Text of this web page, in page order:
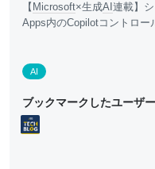
【 Microsoft×生成AI 連載】
Apps内のCopilotコントロー
AI
ブックマークしたユーザー